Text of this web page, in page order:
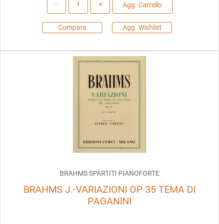
Agg. Carrello
Compara Agg. Wishlist
BRAHMS SPARTITI PIANOFORTE
BRAHMS J.-VARIAZIONI OP 35 TEMA DI
PAGANINI